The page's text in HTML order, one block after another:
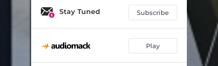
Stay Tuned Subscribe
Play